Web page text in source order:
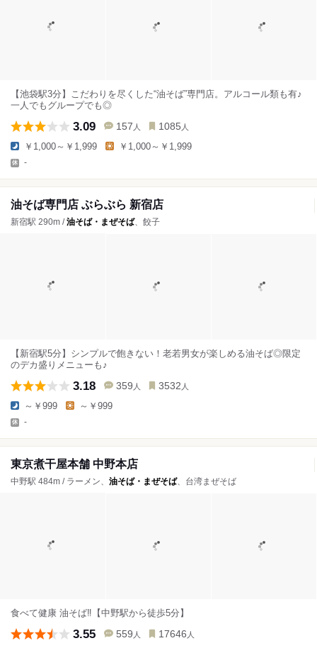
【池袋駅3分】こだわりを尽くした“油そば”専門店。アルコール類も有♪
一人でもグループでも◎
3.09 157 人 1085 人
￥1,000～￥1,999 ￥1,000～￥1,999
-
油そば専門店 ぶらぶら 新宿店
新宿駅 290m /油そば・まぜそば、餃子
【新宿駅5分】シンプルで飽きない！老若男女が楽しめる油そば◎限定
のデカ盛りメニューも♪
3.18 359 人 3532 人
～￥999 ～￥999
-
東京煮干屋本舗 中野本店
中野駅 484m / ラーメン、 油そば・まぜそば、台湾まぜそば
食べて健康 油そば‼️【中野駅から徒歩5分】
3.55 559 人 17646 人